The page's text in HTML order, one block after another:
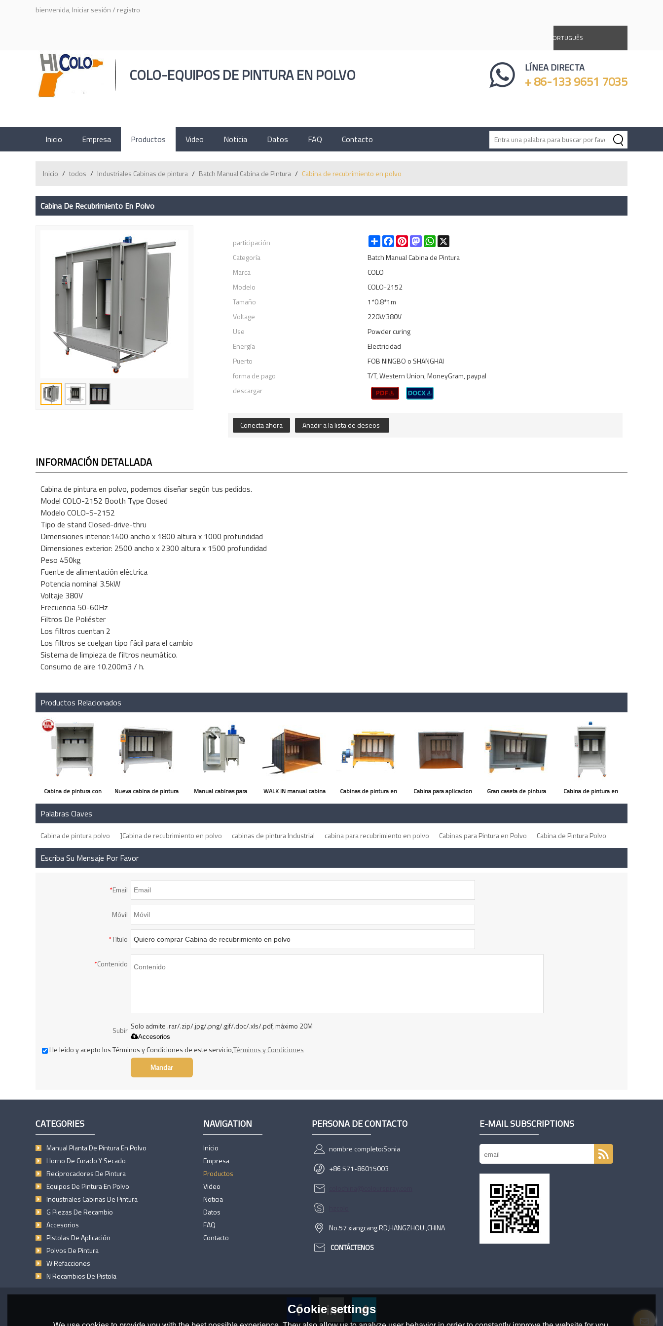
bienvenida, Iniciar sesión/ registro
PORTUGUÊS
COLO-EQUIPOS DE PINTURA EN POLVO LÍNEA DIRECTA
+ 86-133 9651 7035
Inicio Empresa Productos Video Noticia Datos FAQ Contacto
Inicio / todos / Industriales Cabinas de pintura / Batch Manual Cabina de Pintura / Cabina de recubrimiento en polvo
Cabina De Recubrimiento En Polvo
participación ShareFacebookPinterestMastodonWhatsApp
Categoría
Batch Manual Cabina de Pintura
Marca
COLO
Modelo
COLO-2152
Tamaño
1*0.8*1m
Voltage
220V/380V
Use
Powder curing
Energía
Electricidad
Puerto
FOB NINGBO o SHANGHAI
forma de pago
T/T, Western Union, MoneyGram, paypal
descargar
Conecta ahora Añadir a la lista de deseos
INFORMACIÓN DETALLADA
Cabina de pintura en polvo, podemos diseñar según tus pedidos.
Model COLO-2152 Booth Type Closed
Modelo COLO-S-2152
Tipo de stand Closed-drive-thru
Dimensiones interior:1400 ancho x 1800 altura x 1000 profundidad
Dimensiones exterior: 2500 ancho x 2300 altura x 1500 profundidad
Peso 450kg
Fuente de alimentación eléctrica
Potencia nominal 3.5kW
Voltaje 380V
Frecuencia 50-60Hz
Filtros De Poliéster
Los filtros cuentan 2
Los filtros se cuelgan tipo fácil para el cambio
Sistema de limpieza de filtros neumático.
Consumo de aire 10.200m3 / h.
Productos Relacionados
Cabina de pintura con
PLC
Nueva cabina de pintura
en polvo
Manual cabinas para
pintar el polvo
WALK IN manual cabina
de pintura 4 metros
Cabinas de pintura en
polvo por filtros
Cabina para aplicacion
de pintado el polvo
Gran caseta de pintura
en polvo
Cabina de pintura en
polvo
Palabras Claves
Cabina de pintura polvo ]Cabina de recubrimiento en polvo cabinas de pintura Industrial cabina para recubrimiento en polvo Cabinas para Pintura en Polvo Cabina de Pintura Polvo
Escriba Su Mensaje Por Favor
*Email
Móvil
*Título
*Contenido
Subir Solo admite .rar/.zip/.jpg/.png/.gif/.doc/.xls/.pdf, máximo 20M
Accesorios
He leido y acepto los Términos y Condiciones de este servicio,Términos y Condiciones
Mandar
CATEGORIES
Manual Planta De Pintura En Polvo
Horno De Curado Y Secado
Reciprocadores De Pintura
Equipos De Pintura En Polvo
Industriales Cabinas De Pintura
G Piezas De Recambio
Accesorios
Pistolas De Aplicación
Polvos De Pintura
W Refacciones
N Recambios De Pistola
NAVIGATION
Inicio
Empresa
Productos
Video
Noticia
Datos
FAQ
Contacto
PERSONA DE CONTACTO
nombre completo:Sonia
+86 571-86015003
No.57 xiangcang RD,HANGZHOU ,CHINA
CONTÁCTENOS
E-MAIL SUBSCRIPTIONS
Cookie settings